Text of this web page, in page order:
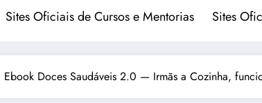
Sites Oficiais de Cursos e Mentorias Sites
Ebook Doces Saudáveis 2.0 — Irmãs a Cozinha,